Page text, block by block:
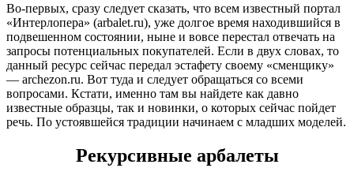
Во-первых, сразу следует сказать, что всем известный портал
«Интерлопера» (arbalet.ru), уже долгое время находившийся в
подвешенном состоянии, ныне и вовсе перестал отвечать на
запросы потенциальных покупателей. Если в двух словах, то
данный ресурс сейчас передал эстафету своему «сменщику»
— archezon.ru. Вот туда и следует обращаться со всеми
вопросами. Кстати, именно там вы найдете как давно
известные образцы, так и новинки, о которых сейчас пойдет
речь. По устоявшейся традиции начинаем с младших моделей.
Рекурсивные арбалеты